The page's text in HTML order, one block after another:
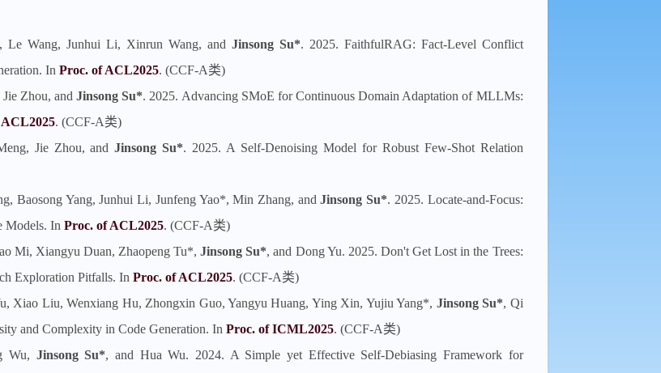
Le Wang, Junhui Li, Xinrun Wang, and Jinsong Su*. 2025. FaithfulRAG: Fact-Level Conflict
In Proc. of ACL2025. (CCF-A类)
Zhou, and Jinsong Su*. 2025. Advancing SMoE for Continuous Domain Adaptation of MLLMs:
. (CCF-A类)
Jie Zhou, and Jinsong Su*. 2025. A Self-Denoising Model for Robust Few-Shot Relation
Baosong Yang, Junhui Li, Junfeng Yao*, Min Zhang, andJinsong Su*. 2025. Locate-and-Focus:
Models. In Proc. of ACL2025. (CCF-A类)
Mi, Xiangyu Duan, Zhaopeng Tu*,Jinsong Su*, and Dong Yu. 2025. Don't Get Lost in the Trees:
Exploration Pitfalls. In Proc. of ACL2025. (CCF-A类)
Xiao Liu, Wenxiang Hu, Zhongxin Guo, Yangyu Huang, Ying Xin, Yujiu Yang*, Jinsong Su*, Qi
and Complexity in Code Generation. In Proc. of ICML2025. (CCF-A类)
Wu, Jinsong Su*, and Hua Wu. 2024. A Simple yet Effective Self-Debiasing Framework for